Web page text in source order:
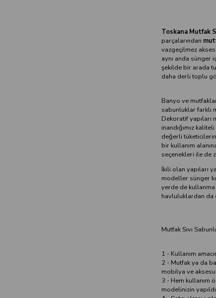
Toskana Mutfak
parçalarından
vazgeçilmez
aynı anda sünger
şekilde bir arada
daha derli toplu
Banyo ve
sabunluklar farklı
Dekoratif yapıları
inandığımız
değerli
bir kullanım
seçenekleri ile de
İkili olan yapıları
modeller sünger
yerde de kullanma
havluluklardan da
Mutfak Sıvı
1 - Kullanım
2 - Mutfak ya da
mobilya ve
3 - Hem kullanım
modelinizin